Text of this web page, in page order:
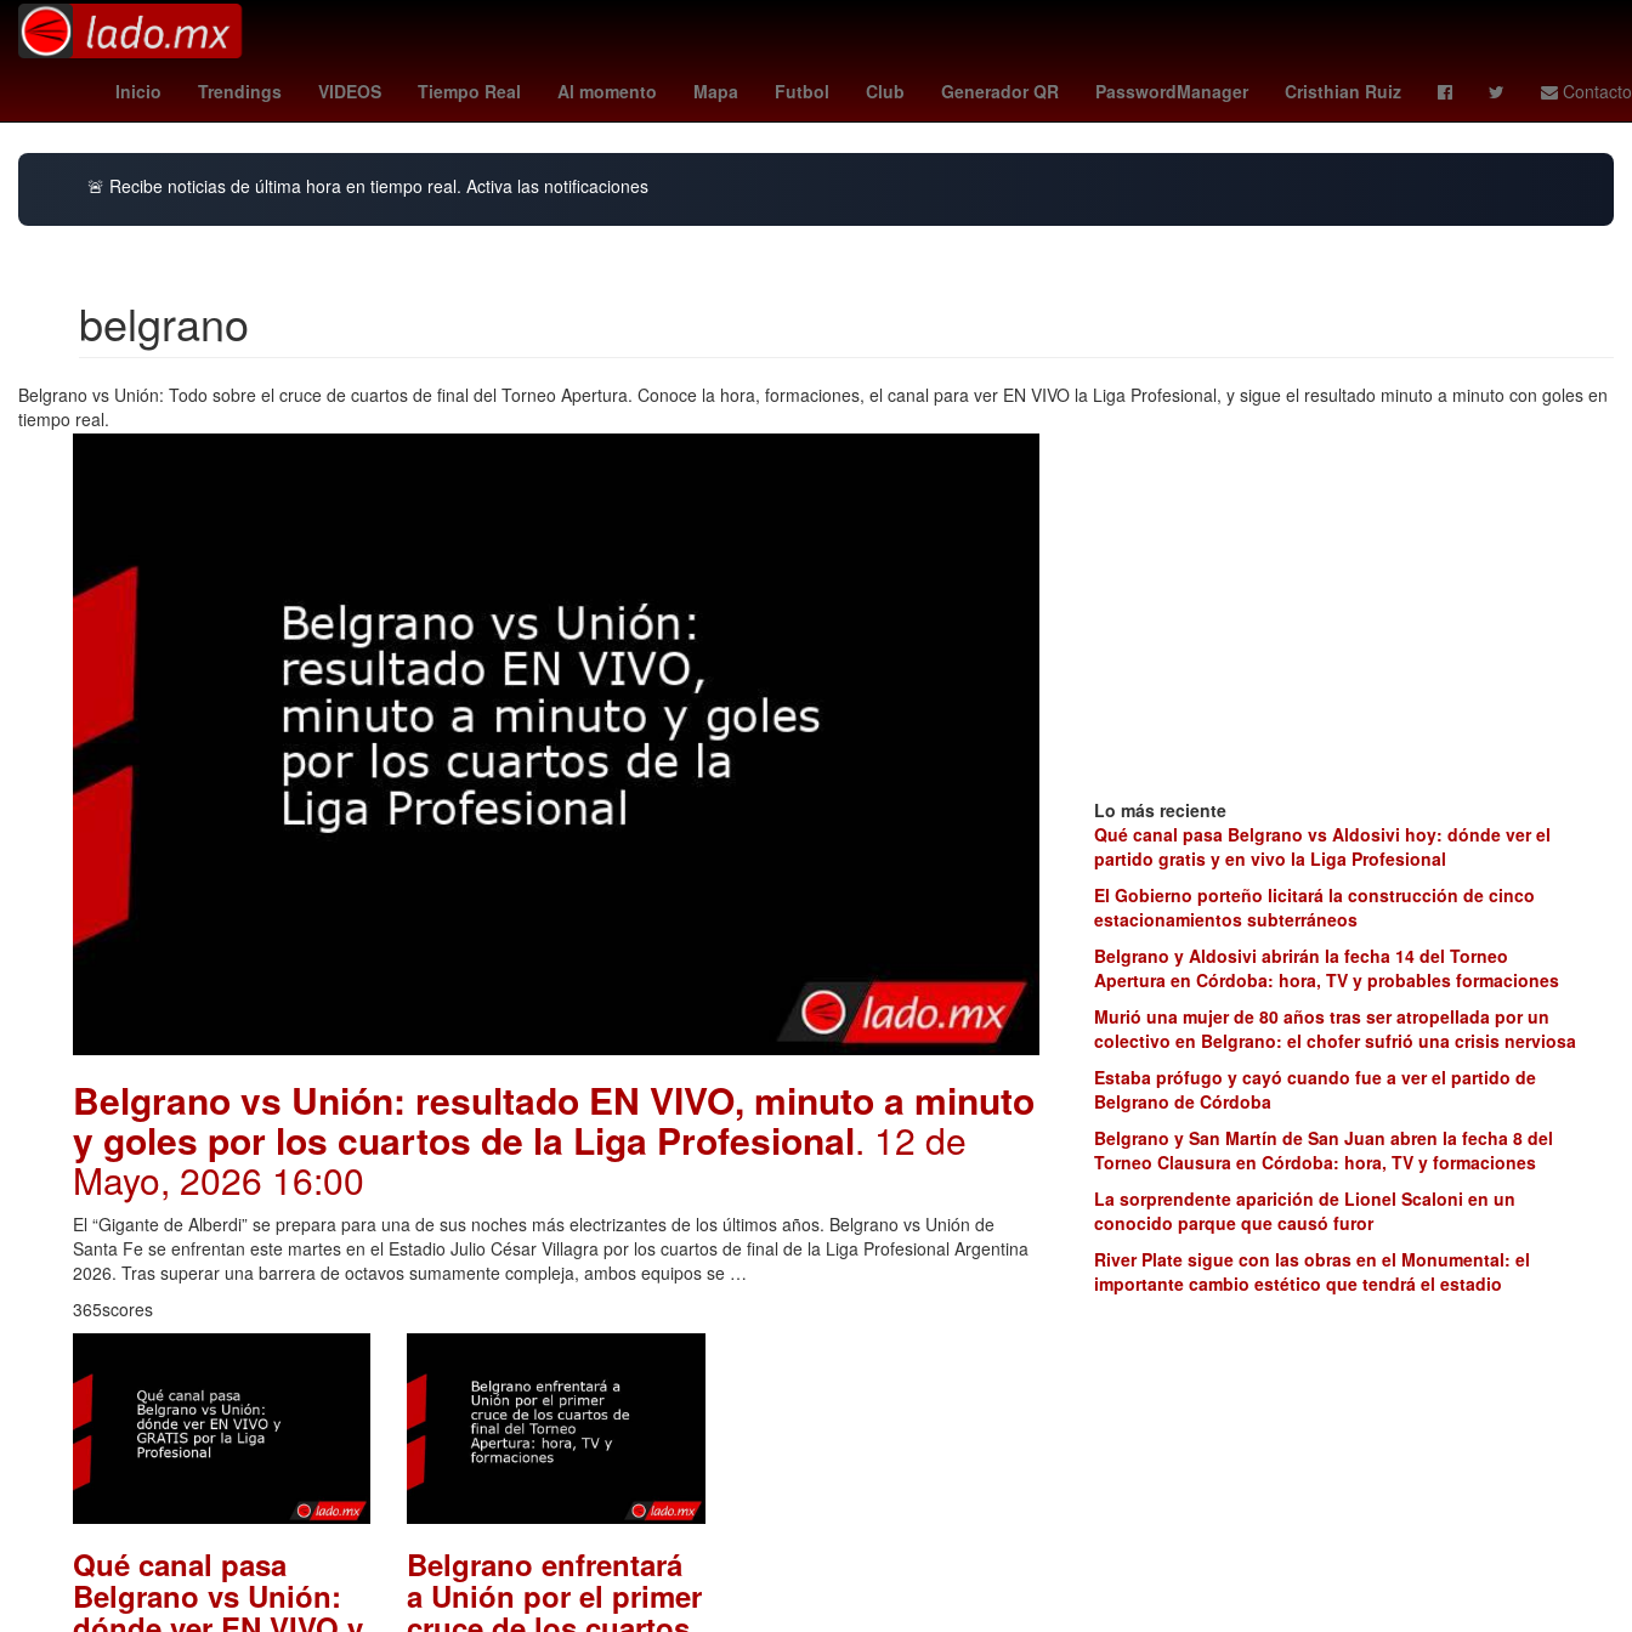
Inicio Trendings VIDEOS Tiempo Real Al momento Mapa Futbol Club Generador QR PasswordManager Cristhian Ruiz Contacto
wolves vs port vale Selección de fútbol de Irlanda 27 de marzo Dólar estadounidense China Cielo partidos de leagues cup manchester city vs OTAN Santiago Giménez
🚨 Recibe noticias de última hora en tiempo real. Activa las notificaciones
belgrano
Belgrano vs Unión: Todo sobre el cruce de cuartos de final del Torneo Apertura. Conoce la hora, formaciones, el canal para ver EN VIVO la Liga Profesional, y sigue el resultado minuto a minuto con goles en
tiempo real.
Belgrano vs Unión: resultado EN VIVO, minuto a minuto
y goles por los cuartos de la Liga Profesional. 12 de
Mayo, 2026 16:00
El “Gigante de Alberdi” se prepara para una de sus noches más electrizantes de los últimos años. Belgrano vs Unión de
Santa Fe se enfrentan este martes en el Estadio Julio César Villagra por los cuartos de final de la Liga Profesional Argentina
2026. Tras superar una barrera de octavos sumamente compleja, ambos equipos se …
365scores
Qué canal pasa
Belgrano vs Unión:
Belgrano enfrentará
a Unión por el primer
Lo más reciente
Qué canal pasa Belgrano vs Aldosivi hoy: dónde ver el
partido gratis y en vivo la Liga Profesional
El Gobierno porteño licitará la construcción de cinco
estacionamientos subterráneos
Belgrano y Aldosivi abrirán la fecha 14 del Torneo
Apertura en Córdoba: hora, TV y probables formaciones
Murió una mujer de 80 años tras ser atropellada por un
colectivo en Belgrano: el chofer sufrió una crisis nerviosa
Estaba prófugo y cayó cuando fue a ver el partido de
Belgrano de Córdoba
Belgrano y San Martín de San Juan abren la fecha 8 del
Torneo Clausura en Córdoba: hora, TV y formaciones
La sorprendente aparición de Lionel Scaloni en un
conocido parque que causó furor
River Plate sigue con las obras en el Monumental: el
importante cambio estético que tendrá el estadio